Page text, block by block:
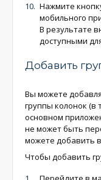
Нажмите
мобильного
В результате
доступными
Добавить
Вы можете
группы колонок (в
основном
не может быть
можете добавить
Чтобы добавить